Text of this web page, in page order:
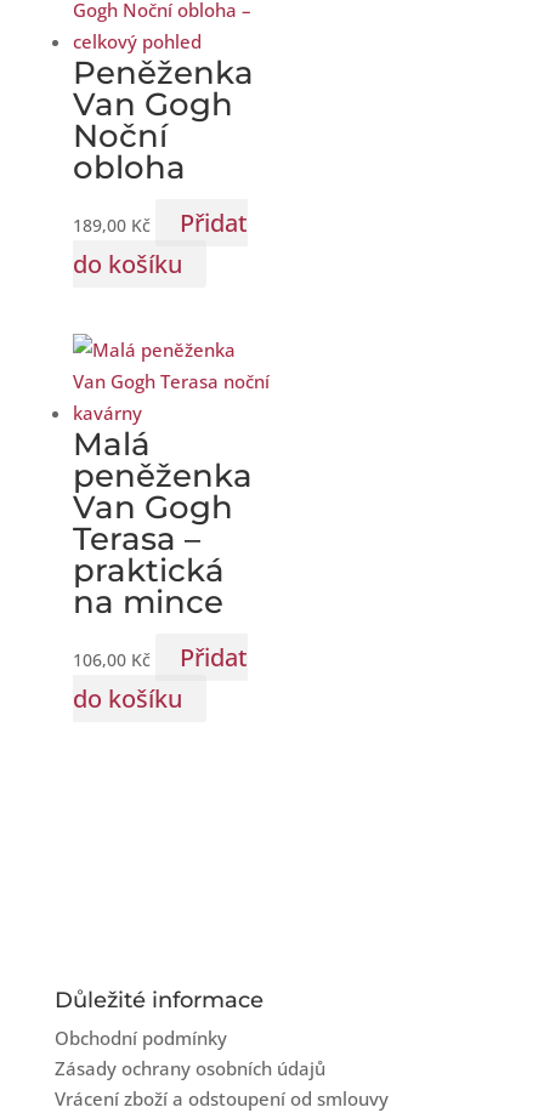
Peněženka
Van Gogh
Noční
obloha
189,00 Kč
Přidat
do košíku
Malá
peněženka
Van Gogh
Terasa –
praktická
na mince
106,00 Kč
Přidat
do košíku
Důležité informace
Obchodní podmínky
Zásady ochrany osobních údajů
Vrácení zboží a odstoupení od smlouvy